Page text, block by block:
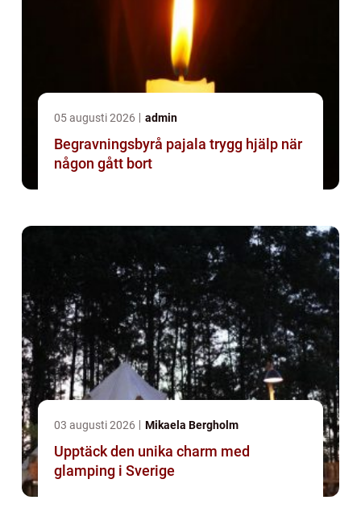
05 augusti 2026 admin
Begravningsbyrå pajala trygg hjälp när
någon gått bort
03 augusti 2026 Mikaela Bergholm
Upptäck den unika charm med
glamping i Sverige